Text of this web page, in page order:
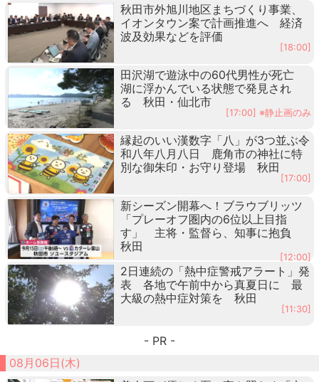
秋田市外旭川地区まちづくり事業、
イオンタウン案で計画推進へ 経済
波及効果などを評価
[18:00]
田沢湖で遊泳中の60代男性が死亡
湖に浮かんでいる状態で発見され
る 秋田・仙北市
[17:00] ※静止画のみ
縁起のいい漢数字「八」が3つ並ぶ令
和八年八月八日 鹿角市の神社に特
別な御朱印・お守り登場 秋田
[17:00]
新シーズン開幕へ！ブラウブリッツ
「プレーオフ圏内の6位以上目指
す」 主将・監督ら、知事に抱負
秋田
[12:00]
2日連続の「熱中症警戒アラート」発
表 各地で午前中から真夏日に 最
大級の熱中症対策を 秋田
[11:30]
- PR -
08月06日(木)